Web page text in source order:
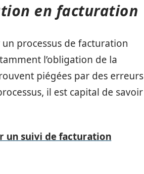
en facturation
processus de facturation
l’obligation de la
piégées par des erreurs
il est capital de savoir
un suivi de facturation